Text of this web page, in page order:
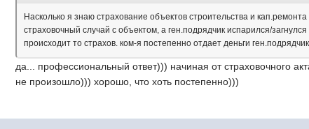
Насколько я знаю страхование объектов строительства и
страховочный случай с объектом, а ген.подрядчик испарился/
происходит то страхов. ком-я постепенно отдает деньги
да... профессиональный ответ))) начиная от страховочного
не произошло))) хорошо, что хоть постепенно)))